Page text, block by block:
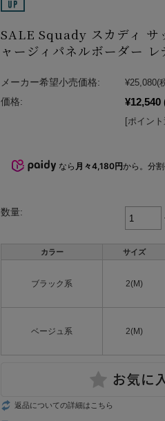
SALE Squady スカディ サ
ャージィパネルボーダー レ
メーカー希望小売価格: ¥25,080(
価格:
¥12,540
[ポイン
なら 月々4,180円から。分
数量:
カラー サイズ
ブラック系 2(M)
ベージュ系 2(M)
返品についての詳細はこちら